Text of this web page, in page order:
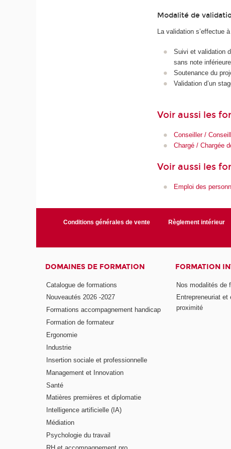
Modalité de
La validation s’effectue
Suivi et validation
sans note
Soutenance du
Validation d’un
Voir aussi les
Conseiller /
Chargé / Chargée
Voir aussi les
Emploi des
Conditions générales de vente Règlement intérieur
DOMAINES DE FORMATION
Catalogue de formations
Nouveautés 2026 -2027
Formations accompagnement handicap
Formation de formateur
Ergonomie
Industrie
Insertion sociale et professionnelle
Management et Innovation
Santé
Matières premières et diplomatie
Intelligence artificielle (IA)
Médiation
Psychologie du travail
FORMATION
Nos modalités de
Entrepreneuriat et
proximité